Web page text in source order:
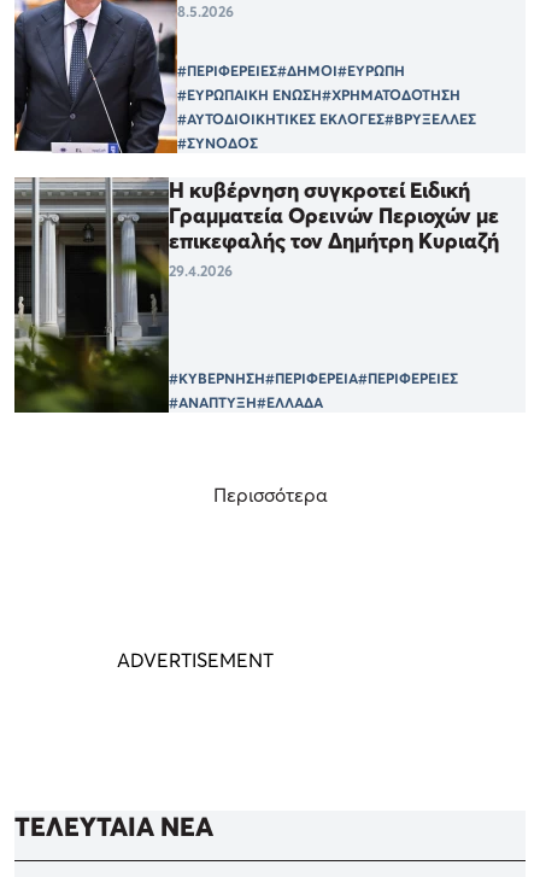
8.5.2026
#ΠΕΡΙΦΕΡΕΙΕΣ#ΔΗΜΟΙ#ΕΥΡΩΠΗ
#ΕΥΡΩΠΑΙΚΗ ΕΝΩΣΗ#ΧΡΗΜΑΤΟΔΟΤΗΣΗ
#ΑΥΤΟΔΙΟΙΚΗΤΙΚΕΣ ΕΚΛΟΓΕΣ#ΒΡΥΞΕΛΛΕΣ
#ΣΥΝΟΔΟΣ
Η κυβέρνηση συγκροτεί Ειδική
Γραμματεία Ορεινών Περιοχών με
επικεφαλής τον Δημήτρη Κυριαζή
29.4.2026
#ΚΥΒΕΡΝΗΣΗ#ΠΕΡΙΦΕΡΕΙΑ#ΠΕΡΙΦΕΡΕΙΕΣ
#ΑΝΑΠΤΥΞΗ#ΕΛΛΑΔΑ
Περισσότερα
ΤΕΛΕΥΤΑΙΑ ΝΕΑ